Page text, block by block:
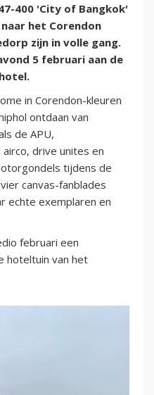
400 'City of Bangkok'
het Corendon
zijn in volle gang.
5 februari aan de
in Corendon-kleuren
ontdaan van
de APU,
drive unites en
tijdens de
canvas-fanblades
echte exemplaren en
februari een
hoteltuin van het